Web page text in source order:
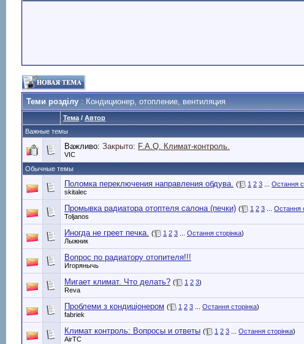
Теми розділу : Кондиционер, отопление, вентиляция
Тема / Автор
Важные темы
Важливо: Закрыто: F.A.Q. Климат-контроль.
VIC
Обычные темы
Поломка переключения направления обдува. ( 1 2 3 Остання
skitalec
Промывка радиатора отоптеля салона (печки) ( 1 2 3 Остання
Toljanos
Иногда не греет печка. ( 1 2 3 Остання сторінка)
Лыжник
Вопрос по радиатору отопителя!!!
Игорянычь
Мигает климат. Что делать? ( 1 2 3)
Reva
Проблеми з кондиціонером ( 1 2 3 Остання сторінка)
fabriek
Климат контроль: Вопросы и ответы ( 1 2 3 Остання сторінка)
AirTC